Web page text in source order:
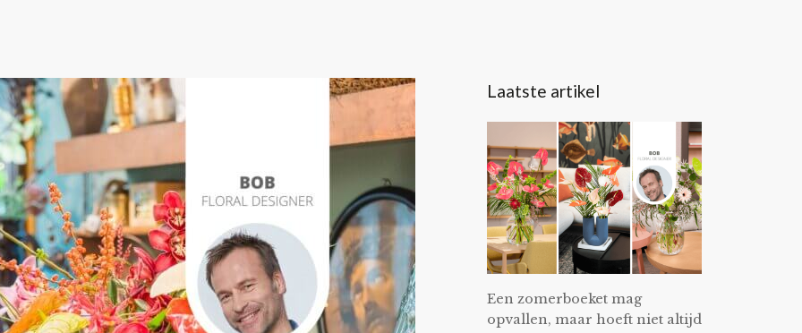
Laatste artikel
Een zomerboeket mag
opvallen, maar hoeft niet altijd